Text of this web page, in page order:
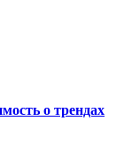
о трендах